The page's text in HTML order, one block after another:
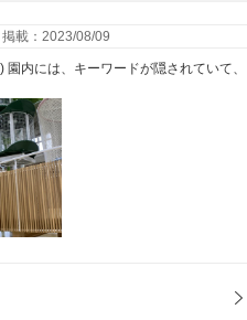
掲載：2023/08/09
内には、キーワードが隠されていて、